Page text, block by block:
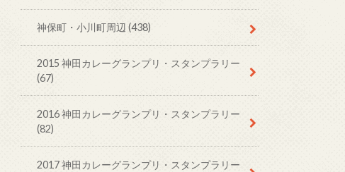
神保町・小川町周辺(438)
2015 神田カレーグランプリ・スタンプラリー
(67)
2016 神田カレーグランプリ・スタンプラリー
(82)
2017 神田カレーグランプリ・スタンプラリー